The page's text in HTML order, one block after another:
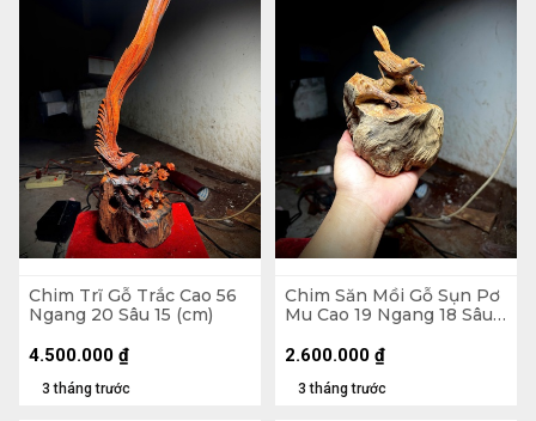
Chim Trĩ Gỗ Trắc Cao 56
Ngang 20 Sâu 15 (cm)
3 tháng trước
4.500.000 ₫
Chim Săn Mồi Gỗ Sụn Pơ
Mu Cao 19 Ngang 18 Sâu
3 tháng trước
2.600.000 ₫